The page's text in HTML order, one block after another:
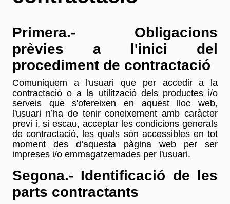
Primera.- Obligacions
prèvies a l'inici del
procediment de contractació
Comuniquem a l'usuari que per accedir a la
contractació o a la utilització dels productes i/o
serveis que s'ofereixen en aquest lloc web,
l'usuari n’ha de tenir coneixement amb caràcter
previ i, si escau, acceptar les condicions generals
de contractació, les quals són accessibles en tot
moment des d’aquesta pàgina web per ser
impreses i/o emmagatzemades per l'usuari.
Segona.- Identificació de les
parts contractants